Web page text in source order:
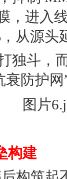
，进入
从源头
独斗，
衰防护网
构建